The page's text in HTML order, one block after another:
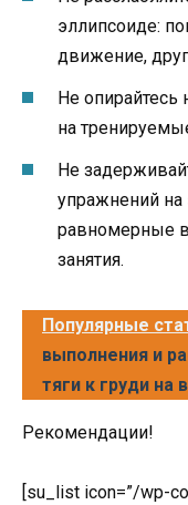
эллипсоиде:
движение,
Не опирайтесь
на
Не
упражнений
равномерные
занятия.
Популярные
выполнения и
тяги к груди на
Рекомендации!
[su_list icon=”/wp-